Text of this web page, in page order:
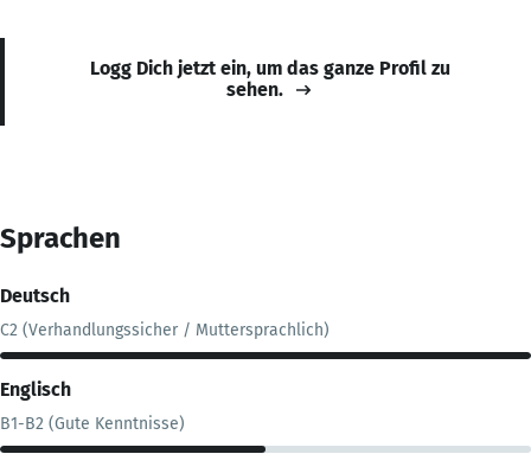
Logg Dich jetzt ein, um das ganze Profil zu
sehen.
Sprachen
Deutsch
C2 (Verhandlungssicher / Muttersprachlich)
Englisch
B1-B2 (Gute Kenntnisse)